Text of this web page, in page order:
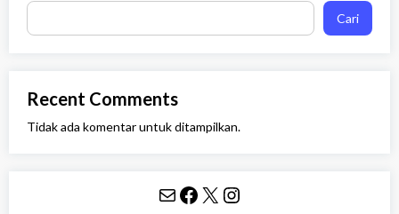
Cari
Recent Comments
Tidak ada komentar untuk ditampilkan.
Mail Facebook X Instagram